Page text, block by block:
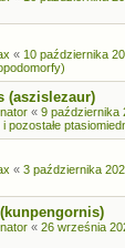
« 10 października
(aszislezaur)
« 9 października
pozostałe
« 3 października
« 26 września